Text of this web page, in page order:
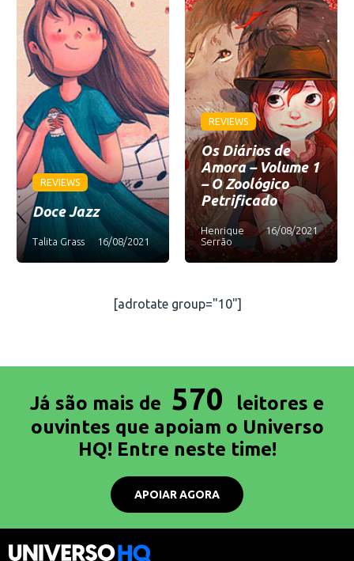
REVIEWS
Doce Jazz
Talita Grass 16/08/2021
REVIEWS
Os Diários de
Amora – Volume 1
– O Zoológico
Petrificado
Henrique
Serrão
16/08/2021
[adrotate group="10"]
Já são mais de 570
leitores e
ouvintes que apoiam o Universo
HQ! Entre neste time!
APOIAR AGORA